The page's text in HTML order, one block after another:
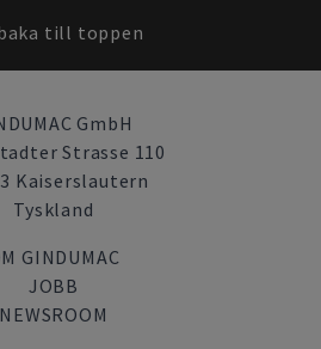
till toppen
GmbH
Strasse 110
Kaiserslautern
Tyskland
GINDUMAC
JOBB
NEWSROOM